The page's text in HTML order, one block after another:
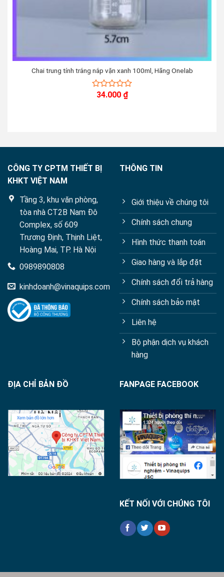
Chai trung tính trắng nắp vặn xanh 100ml, Hãng Onelab
34.000 ₫
CÔNG TY CPTM THIẾT BỊ
KHKT VIỆT NAM
Tầng 3, khu văn phòng,
tòa nhà CT2B Nam Đô
Complex, số 609
Trương Định, Thịnh Liệt,
Hoàng Mai, TP. Hà Nội
0989890808
kinhdoanh@vinaquips.com
THÔNG TIN
Giới thiệu về chúng tôi
Chính sách chung
Hình thức thanh toán
Giao hàng và lắp đặt
Chính sách đổi trả hàng
Chính sách bảo mật
Liên hệ
Bộ phận dịch vụ khách
hàng
ĐỊA CHỈ BẢN ĐỒ FANPAGE FACEBOOK
KẾT NỐI VỚI CHÚNG TÔI